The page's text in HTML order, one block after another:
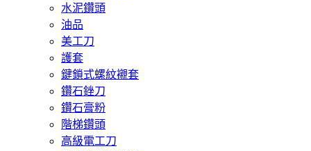
水泥鑽頭
油品
美工刀
護套
鍵鎖式螺紋襯套
鑽石銼刀
鑽石膏粉
階梯鑽頭
高級電工刀